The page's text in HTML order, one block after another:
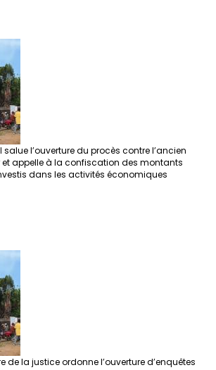
salue l’ouverture du procès contre l’ancien
appelle à la confiscation des montants
dans les activités économiques
de la justice ordonne l’ouverture d’enquêtes